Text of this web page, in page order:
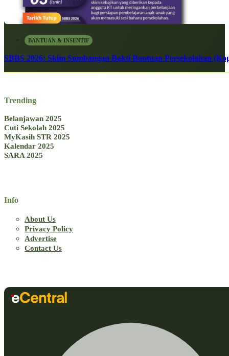
BANTUAN & INSENTIF
SBBS 2026: Skim Sumbangan Bakti Bantuan Persekolahan
Trending
Belanjawan 2025
Cuti Sekolah 2025
MyKasih STR 2025
Kalendar 2025
SARA 2025
Info
About Us
Privacy Policy
Advertise
Contact Us